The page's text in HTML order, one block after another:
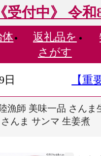
《受付中》 令
体
返礼品を
さがす
日 【
漁師 美味一品 さん
んま サンマ 生姜煮